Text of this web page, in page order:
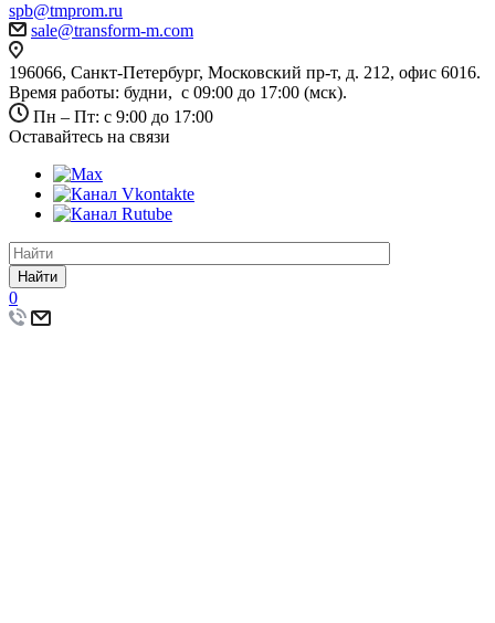
spb@tmprom.ru
sale@transform-m.com
196066, Санкт-Петербург, Московский пр-т, д. 212, офис 6016.
Время работы: будни, с 09:00 до 17:00 (мск).
Пн – Пт: с 9:00 до 17:00
Оставайтесь на связи
Найти
0